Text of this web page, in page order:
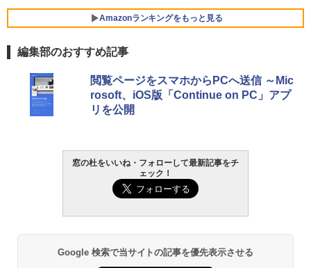
VWK3E15W_AZ
Amazonランキングをもっと見る
生成AIパスポート公式テキスト 第４版
￥1,766
1冊ですべて身につくHTML & CSSとWe
bデザイン入門講座［第2版］
￥1,292
ClaudeCode いちばんやさしい 教科書:
Amazon Kindle - 目に優しい、かさばら
ない、大きな画面で読みやすい、6週間持
続バッテリー、6インチディスプレイ電子
書籍リーダー、マッチャ、16GB、広告な
￥16,980
Kindle Paperwhite シグニチャーエディ
ション (32GB) 7インチディスプレイ、明
ブラック
編集部のおすすめ記事
閲覧ページをスマホからPCへ送信 ～Mic
rosoft、iOS版「Continue on PC」アプ
リを公開
窓の杜をいいね・フォローして最新記事をチ
ェック！
Google 検索で当サイトの記事を優先表示させる